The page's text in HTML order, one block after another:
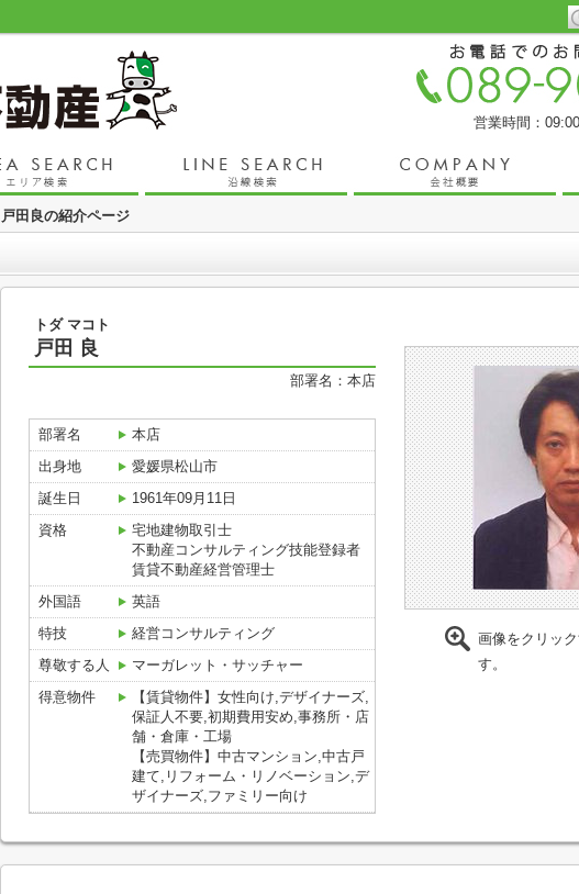
営業時間：
戸田良の紹介ページ
トダ マコト
戸田 良
部署名：本店
部署名
本店
出身地
愛媛県松山市
誕生日
1961年09月11日
資格
宅地建物取引士
不動産コンサルティング技能登録者
賃貸不動産経営管理士
外国語
英語
特技
経営コンサルティング
尊敬する人
マーガレット・サッチャー
得意物件
【賃貸物件】女性向け,デザイナーズ,
保証人不要,初期費用安め,事務所・店
舗・倉庫・工場
【売買物件】中古マンション,中古戸
建て,リフォーム・リノベーション,デ
ザイナーズ,ファミリー向け
画像をクリッ
す。